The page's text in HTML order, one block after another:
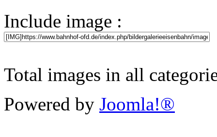
Include image :
Total images in all
Powered by Joomla!®